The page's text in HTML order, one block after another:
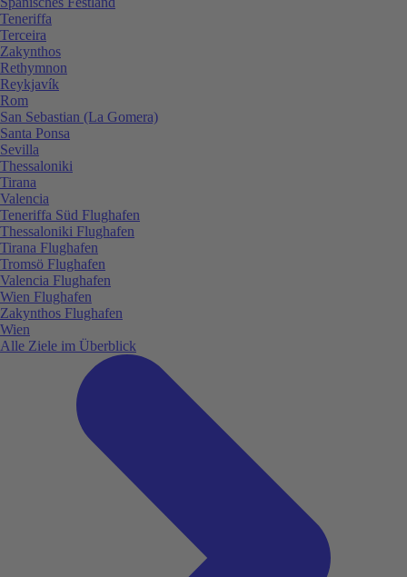
Teneriffa
Terceira
Zakynthos
Rethymnon
Reykjavík
Rom
San Sebastian (La Gomera)
Santa Ponsa
Sevilla
Thessaloniki
Tirana
Valencia
Teneriffa Süd Flughafen
Thessaloniki Flughafen
Tirana Flughafen
Tromsö Flughafen
Valencia Flughafen
Wien Flughafen
Zakynthos Flughafen
Wien
Alle Ziele im Überblick